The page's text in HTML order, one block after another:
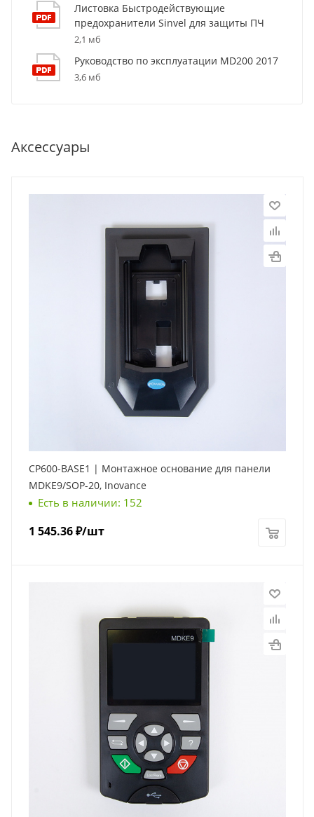
Листовка Быстродействующие
предохранители Sinvel для защиты ПЧ
2,1 мб
Руководство по эксплуатации MD200 2017
3,6 мб
Аксессуары
CP600-BASE1 | Монтажное основание для панели
MDKE9/SOP-20, Inovance
Есть в наличии: 152
1 545.36₽/шт